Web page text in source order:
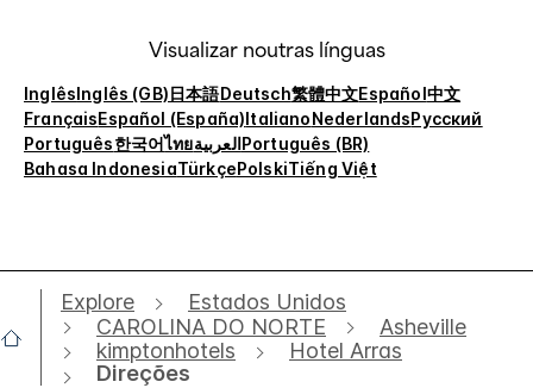
Visualizar noutras línguas
InglêsInglês (GB)日本語Deutsch繁體中文Español中文
FrançaisEspañol (España)ItalianoNederlandsРусский
Português한국어ไทยالعربيةPortuguês (BR)
Bahasa IndonesiaTürkçePolskiTiếng Việt
Explore
Estados Unidos
CAROLINA DO NORTE
Asheville
kimptonhotels
Hotel Arras
Direções